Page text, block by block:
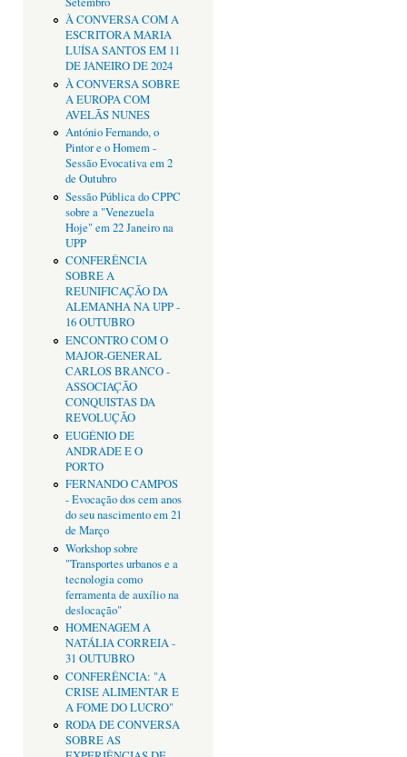
À CONVERSA COM A
ESCRITORA MARIA
LUÍSA SANTOS EM 11
DE JANEIRO DE 2024
À CONVERSA SOBRE
A EUROPA COM
AVELÃS NUNES
António Fernando, o
Pintor e o Homem -
Sessão Evocativa em 2
de Outubro
Sessão Pública do CPPC
sobre a "Venezuela
Hoje" em 22 Janeiro na
UPP
CONFERÊNCIA
SOBRE A
REUNIFICAÇÃO DA
ALEMANHA NA UPP -
16 OUTUBRO
ENCONTRO COM O
MAJOR-GENERAL
CARLOS BRANCO -
ASSOCIAÇÃO
CONQUISTAS DA
REVOLUÇÃO
EUGÉNIO DE
ANDRADE E O
PORTO
FERNANDO CAMPOS
- Evocação dos cem anos
do seu nascimento em 21
de Março
Workshop sobre
"Transportes urbanos e a
tecnologia como
ferramenta de auxílio na
deslocação"
HOMENAGEM A
NATÁLIA CORREIA -
31 OUTUBRO
CONFERÊNCIA: "A
CRISE ALIMENTAR E
A FOME DO LUCRO"
RODA DE CONVERSA
SOBRE AS